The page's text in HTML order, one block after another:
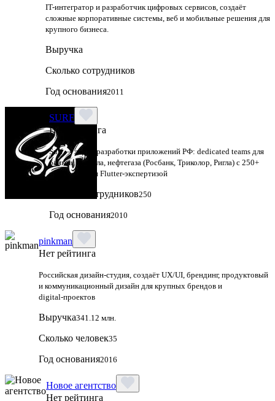
IT-интегратор и разработчик цифровых сервисов, создаёт
сложные корпоративные системы, веб и мобильные решения для
крупного бизнеса.
Выручка
Сколько сотрудников
Год основания2011
SURF
Нет рейтинга
Surf — лидер разработки приложений РФ: dedicated teams для
банков, ритейла, нефтегаза (Росбанк, Триколор, Ригла) с 250+
инженерами и Flutter-экспертизой
Сколько сотрудников250
Год основания2010
pinkman
Нет рейтинга
Российская дизайн‑студия, создаёт UX/UI, брендинг, продуктовый
и коммуникационный дизайн для крупных брендов и
digital‑проектов
Выручка341.12 млн.
Сколько человек35
Год основания2016
Новое агентство
Нет рейтинга